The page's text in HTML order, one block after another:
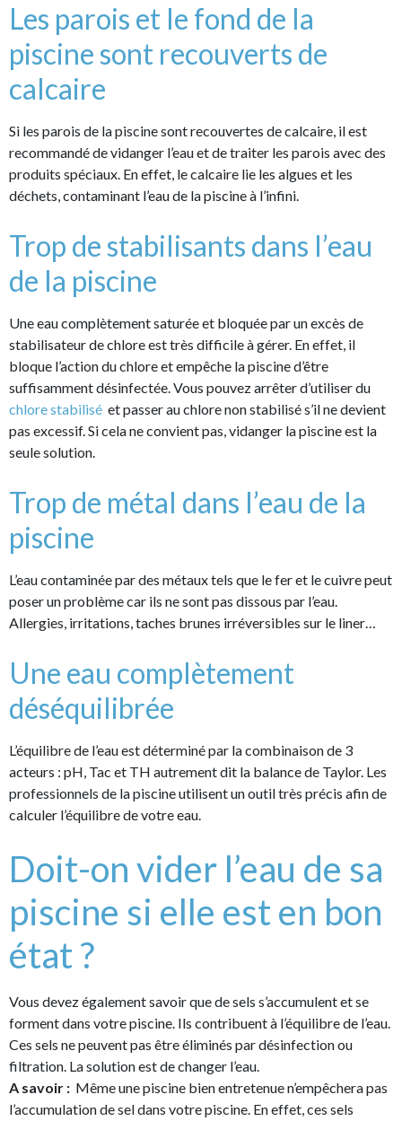
Les parois et le fond de la
piscine sont recouverts de
calcaire
Si les parois de la piscine sont recouvertes de calcaire, il est
recommandé de vidanger l’eau et de traiter les parois avec des
produits spéciaux. En effet, le calcaire lie les algues et les
déchets, contaminant l’eau de la piscine à l’infini.
Trop de stabilisants dans l’eau
de la piscine
Une eau complètement saturée et bloquée par un excès de
stabilisateur de chlore est très difficile à gérer. En effet, il
bloque l’action du chlore et empêche la piscine d’être
suffisamment désinfectée. Vous pouvez arrêter d’utiliser du
chlore stabilisé et passer au chlore non stabilisé s’il ne devient
pas excessif. Si cela ne convient pas, vidanger la piscine est la
seule solution.
Trop de métal dans l’eau de la
piscine
L’eau contaminée par des métaux tels que le fer et le cuivre peut
poser un problème car ils ne sont pas dissous par l’eau.
Allergies, irritations, taches brunes irréversibles sur le liner…
Une eau complètement
déséquilibrée
L’équilibre de l’eau est déterminé par la combinaison de 3
acteurs : pH, Tac et TH autrement dit la balance de Taylor. Les
professionnels de la piscine utilisent un outil très précis afin de
calculer l’équilibre de votre eau.
Doit-on vider l’eau de sa
piscine si elle est en bon
état ?
Vous devez également savoir que de sels s’accumulent et se
forment dans votre piscine. Ils contribuent à l’équilibre de l’eau.
Ces sels ne peuvent pas être éliminés par désinfection ou
filtration. La solution est de changer l’eau.
A savoir : Même une piscine bien entretenue n’empêchera pas
l’accumulation de sel dans votre piscine. En effet, ces sels